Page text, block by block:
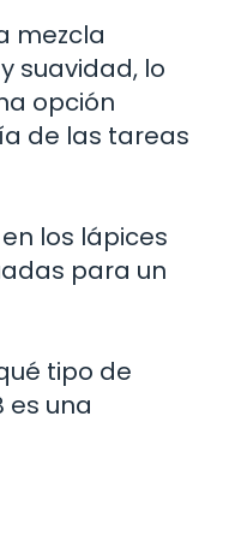
mezcla
suavidad, lo
opción
de las tareas
los lápices
para un
tipo de
es una